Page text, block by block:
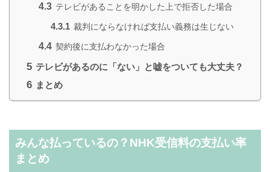
4.3 テレビがあることを明かした上で拒否した場合
4.3.1 裁判にならなければ支払い義務は生じない
4.4 契約後に支払わなかった場合
5 テレビがあるのに「ない」と嘘をついても大丈夫？
6 まとめ
みんな払っているの？NHK受信料の支払い率
まとめ